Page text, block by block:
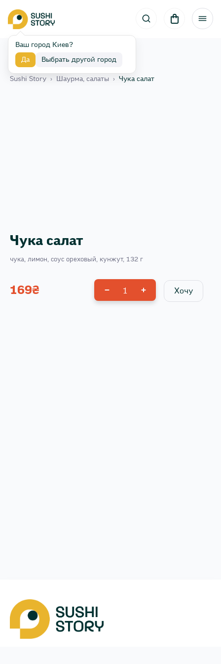
Ваш город Киев?
Да Выбрать другой город
Назад
Sushi Story › Шаурма, салаты › Чука салат
Чука салат
чука, лимон, соус ореховый, кунжут, 132 г
169₴ 1 Хочу